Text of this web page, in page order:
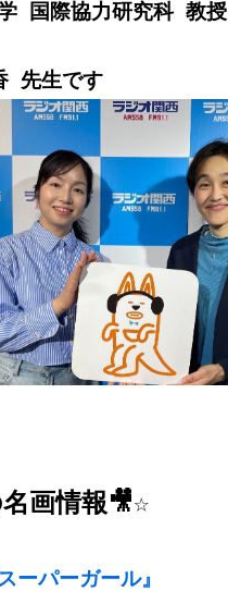
国際協力研究科 教授
先生です
画情報🎥☆
ーパーガール』